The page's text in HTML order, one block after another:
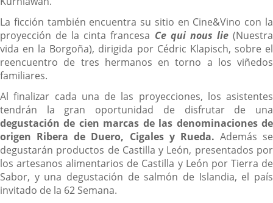
La ficción también encuentra su sitio en Cine&Vino con la
proyección de la cinta francesa Ce qui nous lie(Nuestra
vida en la Borgoña), dirigida por Cédric Klapisch, sobre el
reencuentro de tres hermanos en torno a los viñedos
familiares.
Al finalizar cada una de las proyecciones, los asistentes
tendrán la gran oportunidad de disfrutar de una
degustación de cien marcas de las denominaciones de
origen Ribera de Duero, Cigales y Rueda. Además se
degustarán productos de Castilla y León, presentados por
los artesanos alimentarios de Castilla y León por Tierra de
Sabor, y una degustación de salmón de Islandia, el país
invitado de la 62 Semana.